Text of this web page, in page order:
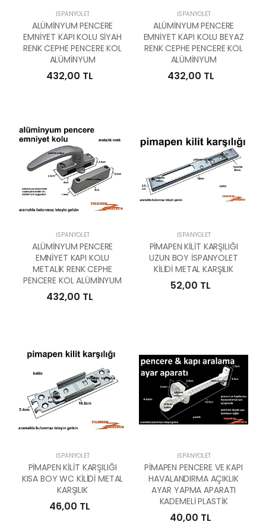
İSPANYOLET
ALÜMİNYUM PENCERE
EMNİYET KAPI KOLU SİYAH
RENK CEPHE PENCERE KOL
ALÜMİNYUM
432,00 TL
İSPANYOLET
ALÜMİNYUM PENCERE
EMNİYET KAPI KOLU BEYAZ
RENK CEPHE PENCERE KOL
ALÜMİNYUM
432,00 TL
İSPANYOLET
ALÜMİNYUM PENCERE
EMNİYET KAPI KOLU
METALİK RENK CEPHE
PENCERE KOL ALÜMİNYUM
432,00 TL
İSPANYOLET
PİMAPEN KİLİT KARŞILIĞI
UZUN BOY İSPANYOLET
KİLİDİ METAL KARŞILIK
52,00 TL
İSPANYOLET
PİMAPEN KİLİT KARŞILIĞI
KISA BOY WC KİLİDİ METAL
KARŞILIK
46,00 TL
İSPANYOLET
PİMAPEN PENCERE VE KAPI
HAVALANDIRMA AÇIKLIK
AYAR YAPMA APARATI
KADEMELİ PLASTİK
40,00 TL